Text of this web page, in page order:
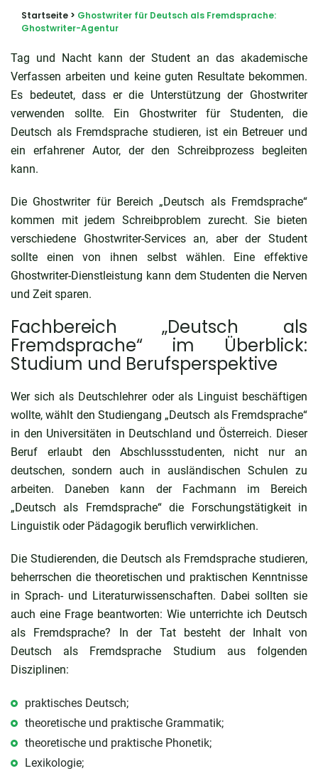
Startseite > Ghostwriter für Deutsch als Fremdsprache:
Ghostwriter-Agentur
Tag und Nacht kann der Student an das akademische
Verfassen arbeiten und keine guten Resultate bekommen.
Es bedeutet, dass er die Unterstützung der Ghostwriter
verwenden sollte. Ein Ghostwriter für Studenten, die
Deutsch als Fremdsprache studieren, ist ein Betreuer und
ein erfahrener Autor, der den Schreibprozess begleiten
kann.
Die Ghostwriter für Bereich „Deutsch als Fremdsprache“
kommen mit jedem Schreibproblem zurecht. Sie bieten
verschiedene Ghostwriter-Services an, aber der Student
sollte einen von ihnen selbst wählen. Eine effektive
Ghostwriter-Dienstleistung kann dem Studenten die Nerven
und Zeit sparen.
Fachbereich „Deutsch als
Fremdsprache“ im Überblick:
Studium und Berufsperspektive
Wer sich als Deutschlehrer oder als Linguist beschäftigen
wollte, wählt den Studiengang „Deutsch als Fremdsprache“
in den Universitäten in Deutschland und Österreich. Dieser
Beruf erlaubt den Abschlussstudenten, nicht nur an
deutschen, sondern auch in ausländischen Schulen zu
arbeiten. Daneben kann der Fachmann im Bereich
„Deutsch als Fremdsprache“ die Forschungstätigkeit in
Linguistik oder Pädagogik beruflich verwirklichen.
Die Studierenden, die Deutsch als Fremdsprache studieren,
beherrschen die theoretischen und praktischen Kenntnisse
in Sprach- und Literaturwissenschaften. Dabei sollten sie
auch eine Frage beantworten: Wie unterrichte ich Deutsch
als Fremdsprache? In der Tat besteht der Inhalt von
Deutsch als Fremdsprache Studium aus folgenden
Disziplinen:
praktisches Deutsch;
theoretische und praktische Grammatik;
theoretische und praktische Phonetik;
Lexikologie;